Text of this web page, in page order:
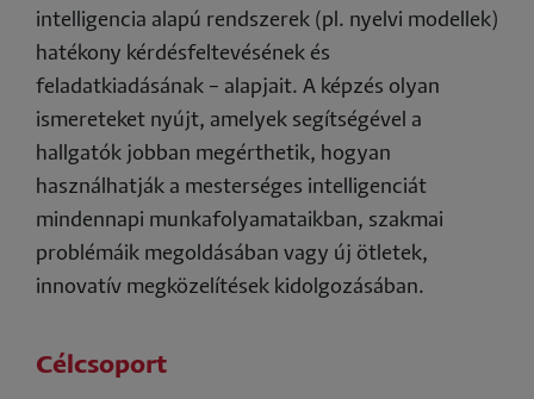
intelligencia alapú rendszerek (pl. nyelvi modellek)
hatékony kérdésfeltevésének és
feladatkiadásának – alapjait. A képzés olyan
ismereteket nyújt, amelyek segítségével a
hallgatók jobban megérthetik, hogyan
használhatják a mesterséges intelligenciát
mindennapi munkafolyamataikban, szakmai
problémáik megoldásában vagy új ötletek,
innovatív megközelítések kidolgozásában.
Célcsoport